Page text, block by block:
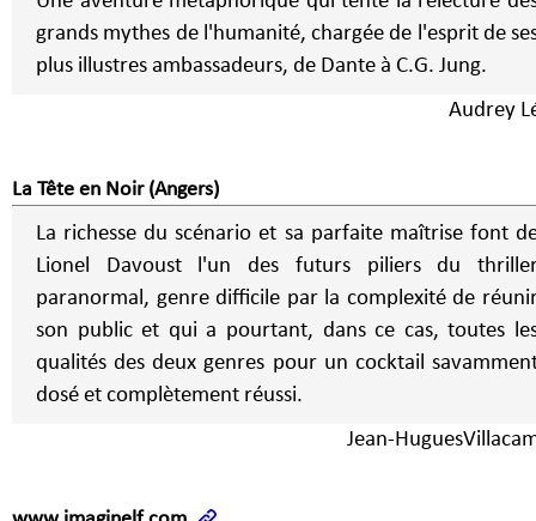
grands mythes de l'humanité, chargée de l'esprit de
plus illustres ambassadeurs, de Dante à C.G. Jung.
Audrey
La Tête en Noir (Angers)
La richesse du scénario et sa parfaite maîtrise font
Lionel Davoust l'un des futurs piliers du
paranormal, genre difficile par la complexité de
son public et qui a pourtant, dans ce cas, toutes
qualités des deux genres pour un cocktail
dosé et complètement réussi.
Jean-